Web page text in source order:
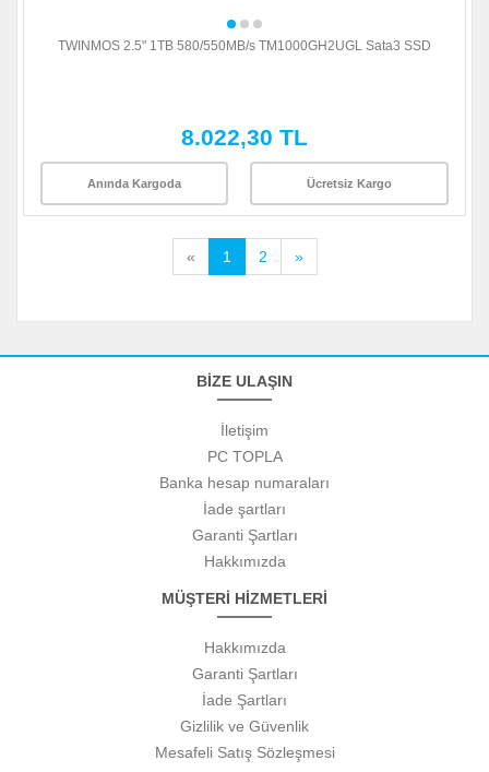
TWINMOS 2.5" 1TB 580/550MB/s TM1000GH2UGL Sata3 SSD
8.022,30 TL
Anında Kargoda Ücretsiz Kargo
« 1 2 »
BİZE ULAŞIN
İletişim
PC TOPLA
Banka hesap numaraları
İade şartları
Garanti Şartları
Hakkımızda
MÜŞTERİ HİZMETLERİ
Hakkımızda
Garanti Şartları
İade Şartları
Gizlilik ve Güvenlik
Mesafeli Satış Sözleşmesi